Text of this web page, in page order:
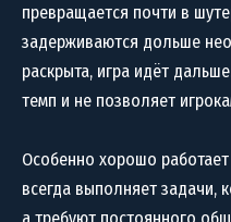
превращается почти в
задерживаются дольше
раскрыта, игра идёт
темп и не позволяет
Особенно хорошо
всегда выполняет задачи,